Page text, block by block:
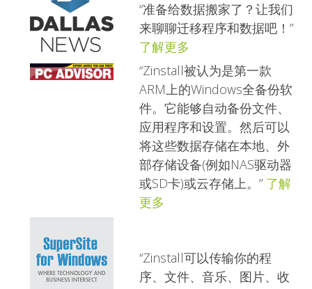
“准备给数据搬家了？让我们
来聊聊迁移程序和数据吧！”
了解更多
“Zinstall被认为是第一款
ARM上的Windows全备份软
件。它能够自动备份文件、
应用程序和设置。然后可以
将这些数据存储在本地、外
部存储设备(例如NAS驱动器
或SD卡)或云存储上。” 了解
更多
“Zinstall可以传输你的程
序、文件、音乐、图片、收